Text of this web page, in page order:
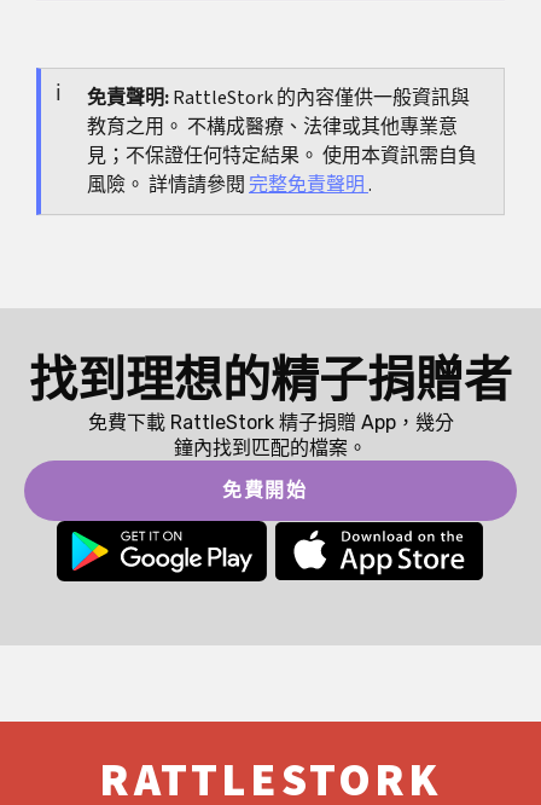
狀、出血、疼痛、所處週期階段，以及可能誘因，例
如性生活或用藥。最近幾天的簡短紀錄通常會讓醫師
更容易判斷。
免責聲明:RattleStork 的內容僅供一般資訊與
教育之用。 不構成醫療、法律或其他專業意
見；不保證任何特定結果。 使用本資訊需自負
風險。 詳情請參閱完整免責聲明.
找到理想的精子捐贈者
免費下載 RattleStork 精子捐贈 App，幾分
鐘內找到匹配的檔案。
免費開始
RATTLESTORK